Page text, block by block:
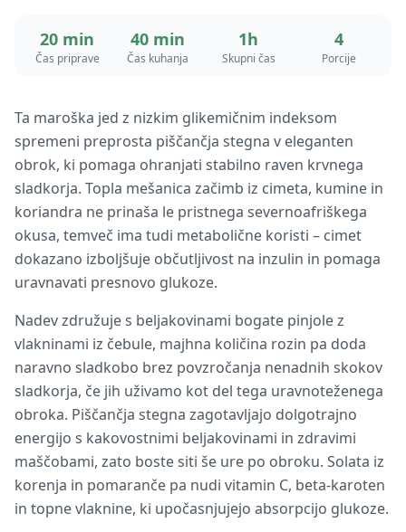
20 min
Čas priprave
40 min
Čas kuhanja
1h
Skupni čas
4
Porcije
Ta maroška jed z nizkim glikemičnim indeksom
spremeni preprosta piščančja stegna v eleganten
obrok, ki pomaga ohranjati stabilno raven krvnega
sladkorja. Topla mešanica začimb iz cimeta, kumine in
koriandra ne prinaša le pristnega severnoafriškega
okusa, temveč ima tudi metabolične koristi – cimet
dokazano izboljšuje občutljivost na inzulin in pomaga
uravnavati presnovo glukoze.
Nadev združuje s beljakovinami bogate pinjole z
vlakninami iz čebule, majhna količina rozin pa doda
naravno sladkobo brez povzročanja nenadnih skokov
sladkorja, če jih uživamo kot del tega uravnoteženega
obroka. Piščančja stegna zagotavljajo dolgotrajno
energijo s kakovostnimi beljakovinami in zdravimi
maščobami, zato boste siti še ure po obroku. Solata iz
korenja in pomaranče pa nudi vitamin C, beta-karoten
in topne vlaknine, ki upočasnjujejo absorpcijo glukoze.